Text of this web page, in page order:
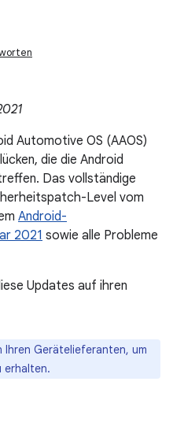
Automotive OS (AAOS)
die die Android
Das vollständige
Level vom
Android-
2021 sowie alle Probleme
Updates auf ihren
Ihren Gerätelieferanten, um
erhalten.